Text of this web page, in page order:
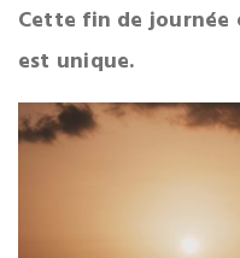
Cette fin de journée
est unique.